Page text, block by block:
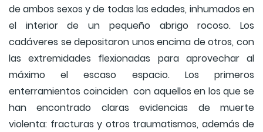
de ambos sexos y de todas las edades, inhumados en
el interior de un pequeño abrigo rocoso. Los
cadáveres se depositaron unos encima de otros, con
las extremidades flexionadas para aprovechar al
máximo el escaso espacio. Los primeros
enterramientos coinciden con aquellos en los que se
han encontrado claras evidencias de muerte
violenta: fracturas y otros traumatismos, además de